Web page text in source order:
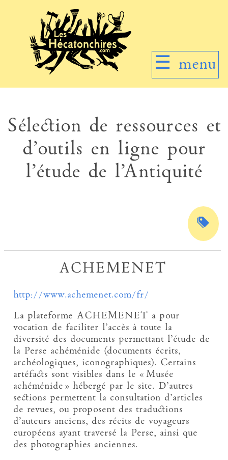
☰ menu
Sélection de ressources et
d’outils en ligne pour
l’étude de l’Antiquité
ACHEMENET
http://www.achemenet.com/fr/
La plateforme ACHEMENET a pour
vocation de faciliter l’accès à toute la
diversité des documents permettant l’étude de
la Perse achéménide (documents écrits,
archéologiques, iconographiques). Certains
artéfacts sont visibles dans le « Musée
achéménide » hébergé par le site. D’autres
sections permettent la consultation d’articles
de revues, ou proposent des traductions
d’auteurs anciens, des récits de voyageurs
européens ayant traversé la Perse, ainsi que
des photographies anciennes.